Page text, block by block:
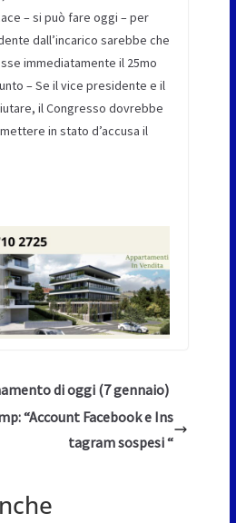
– si può fare oggi – per
dall’incarico sarebbe che
immediatamente il 25mo
– Se il vice presidente e il
il Congresso dovrebbe
in stato d’accusa il
di oggi (7 gennaio)
“Account Facebook e Ins
tagram sospesi “